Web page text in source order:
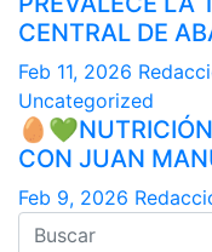
CENTRAL DE
Feb 11, 2026
Uncategorized
CON JUAN
Feb 9, 2026